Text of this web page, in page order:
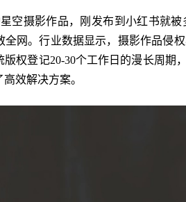
空摄影作品，刚发布到小红书就
全网。行业数据显示，摄影作品侵
权登记20-30个工作日的漫长周期
效解决方案。